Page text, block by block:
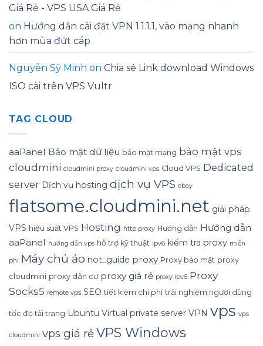
Giá Rẻ - VPS USA Giá Rẻ
on Hướng dẫn cài đặt VPN 1.1.1.1, vào mạng nhanh
hơn mùa đứt cáp
Nguyễn Sỹ Minh on Chia sẻ Link download Windows
ISO cài trên VPS Vultr
TAG CLOUD
aaPanel Bảo mật dữ liệu bảo mật mạng bảo mật vps
cloudmini cloudmini proxy cloudmini vps Cloud VPS Dedicated
server Dịch vụ hosting dịch vụ VPS ebay
flatsome.cloudmini.net giải pháp
VPS hiệu suất VPS Hosting http proxy Hướng dẫn Hướng dẫn
aaPanel hướng dẫn vps hỗ trợ kỹ thuật ipv6 kiểm tra proxy miễn
phí Máy chủ ảo not_guide proxy Proxy bảo mật proxy
cloudmini proxy dân cư proxy giá rẻ proxy ipv6 Proxy
Socks5 remote vps SEO tiết kiệm chi phí trải nghiệm người dùng
tốc độ tải trang Ubuntu Virtual private server VPN vps vps
cloudmini vps giá rẻVPS Windows